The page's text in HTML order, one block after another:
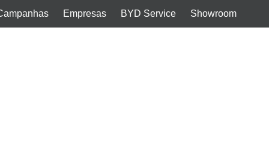
Empresas BYD Service Showroom